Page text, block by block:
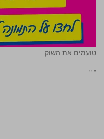
טועמים את השוק
"
"